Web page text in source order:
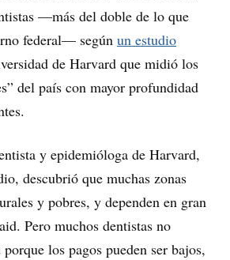
—más del doble de lo que
federal— según un estudio
de Harvard que midió los
del país con mayor profundidad
y epidemióloga de Harvard,
descubrió que muchas zonas
y pobres, y dependen en gran
Pero muchos dentistas no
los pagos pueden ser bajos,